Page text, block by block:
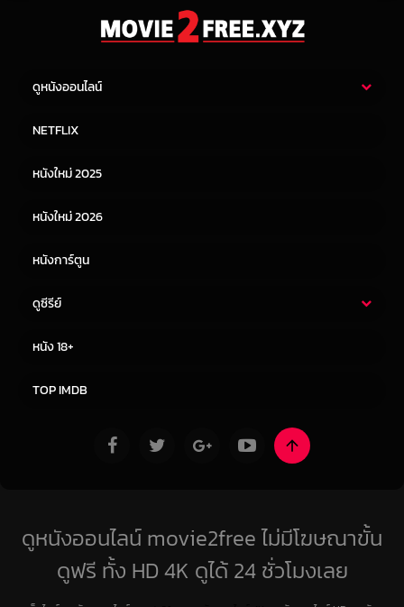
ดูหนังออนไลน์
หนังจีน
NETFLIX
หนังใหม่ 2025
หนังใหม่ 2026
หนังการ์ตูน
ดูซีรีย์
หนัง 18+
TOP IMDB
ดูหนังออนไลน์ movie2free ไม่มีโฆษณาขั้น
ดูฟรี ทั้ง HD 4K ดูได้ 24 ชั่วโมงเลย